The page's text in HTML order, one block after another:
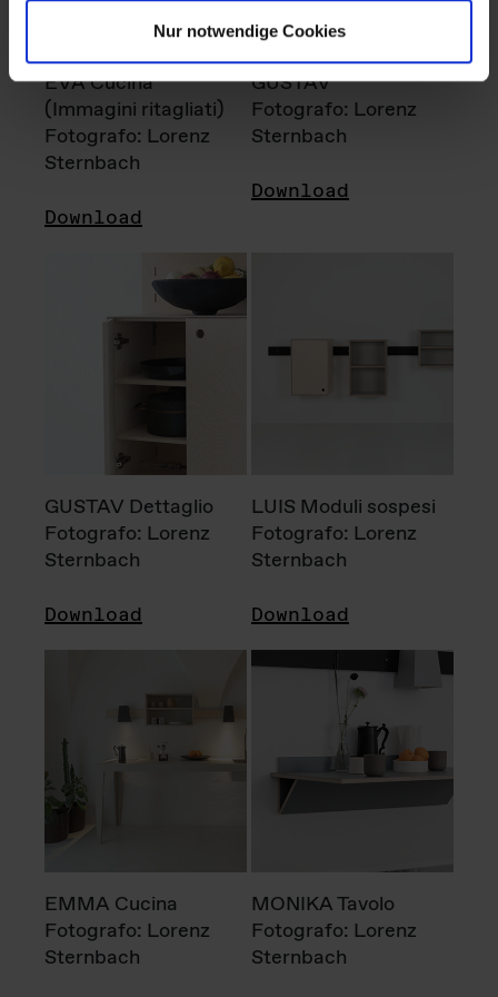
Nur notwendige Cookies
EVA Cucina
(Immagini ritagliati)
Fotografo: Lorenz
Sternbach
Download
GUSTAV
Fotografo: Lorenz
Sternbach
Download
GUSTAV Dettaglio
Fotografo: Lorenz
Sternbach
Download
LUIS Moduli sospesi
Fotografo: Lorenz
Sternbach
Download
EMMA Cucina
Fotografo: Lorenz
Sternbach
MONIKA Tavolo
Fotografo: Lorenz
Sternbach